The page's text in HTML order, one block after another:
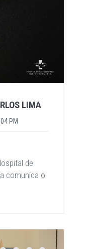
LIMA
PM
de
comunica o